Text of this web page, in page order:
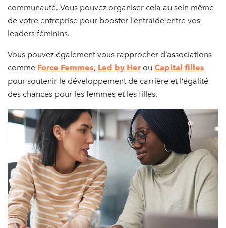
communauté. Vous pouvez organiser cela au sein même
de votre entreprise pour booster l’entraide entre vos
leaders féminins.
Vous pouvez également vous rapprocher d’associations
comme Force Femmes, Led by Herou Capital filles
pour soutenir le développement de carrière et l’égalité
des chances pour les femmes et les filles.